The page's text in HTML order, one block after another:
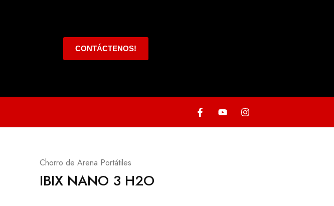
CONTÁCTENOS!
Chorro de Arena Portátiles
IBIX NANO 3 H2O